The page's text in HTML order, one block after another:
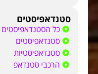
סטנדאפיסטים
כל הסטנדאפיסטים
סטנדאפיסטים
סטנדאפיסטיות
הרכבי סטנדאפ